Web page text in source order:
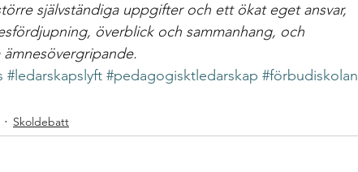
självständiga uppgifter och ett ökat eget ansvar,
överblick och sammanhang, och
#ledarskapslyft #pedagogisktledarskap #förbudiskolan
Skoldebatt